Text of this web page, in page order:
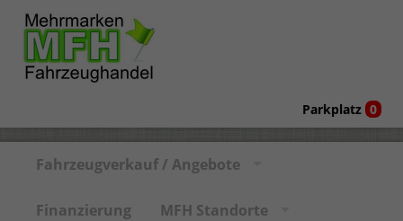
Parkplatz 0
Fahrzeugverkauf / Angebote
Finanzierung MFH Standorte